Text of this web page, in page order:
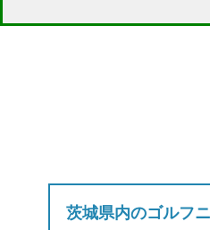
茨城県内のゴルフ